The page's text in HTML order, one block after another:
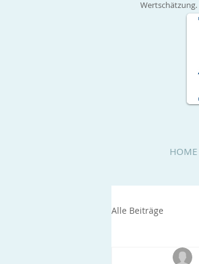
Wertschätzung.
HOME
Alle Beiträge